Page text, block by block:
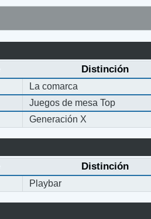
Distinción
La comarca
Juegos de mesa Top
Generación X
Distinción
Playbar